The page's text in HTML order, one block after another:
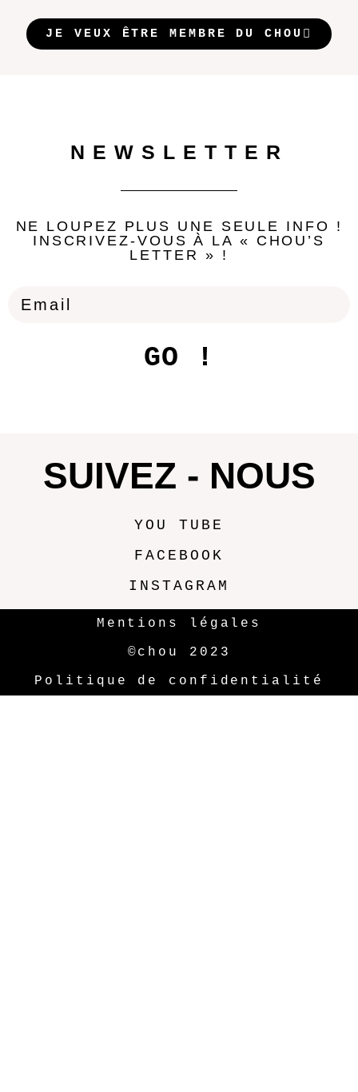
JE VEUX ÊTRE MEMBRE DU CHOU
NEWSLETTER
NE LOUPEZ PLUS UNE SEULE INFO !
INSCRIVEZ-VOUS À LA « CHOU’S
LETTER » !
GO !
SUIVEZ - NOUS
YOU TUBE
FACEBOOK
INSTAGRAM
Mentions légales
©chou 2023
Politique de confidentialité